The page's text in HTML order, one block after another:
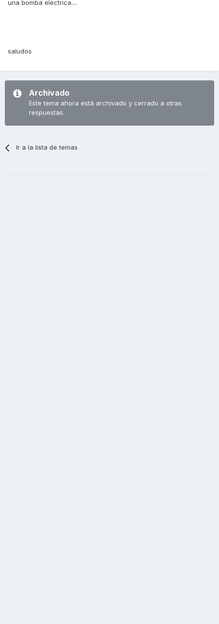
una bomba electrica....
saludos
Archivado
Este tema ahora está archivado y cerrado a otras
respuestas.
Ir a la lista de temas